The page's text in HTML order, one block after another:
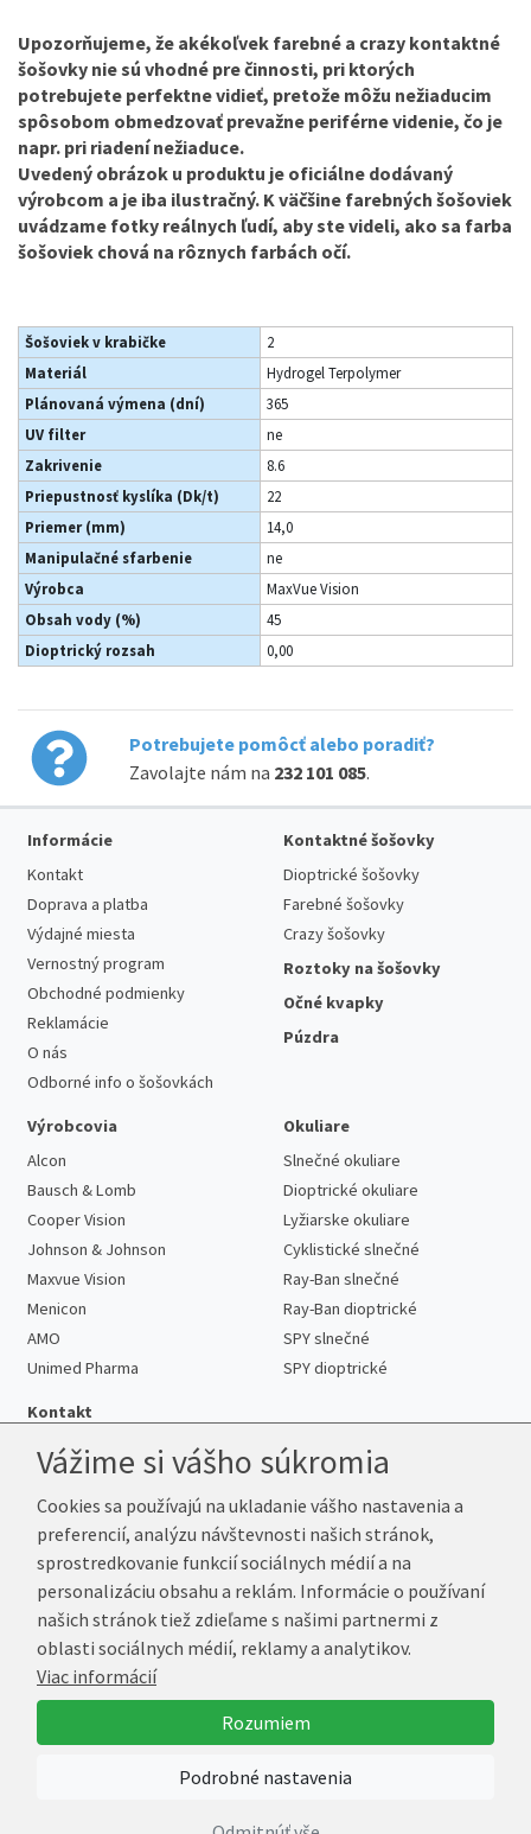
Upozorňujeme, že akékoľvek farebné a crazy kontaktné
šošovky nie sú vhodné pre činnosti, pri ktorých
potrebujete perfektne vidieť, pretože môžu nežiaducim
spôsobom obmedzovať prevažne periférne videnie, čo je
napr. pri riadení nežiaduce.
Uvedený obrázok u produktu je oficiálne dodávaný
výrobcom a je iba ilustračný. K väčšine farebných šošoviek
uvádzame fotky reálnych ľudí, aby ste videli, ako sa farba
šošoviek chová na rôznych farbách očí.
Šošoviek v krabičke
2
Materiál
Hydrogel Terpolymer
Plánovaná výmena (dní)
365
UV filter
ne
Zakrivenie
8.6
Priepustnosť kyslíka (Dk/t)
22
Priemer (mm)
14,0
Manipulačné sfarbenie
ne
Výrobca
MaxVue Vision
Obsah vody (%)
45
Dioptrický rozsah
0,00
Potrebujete pomôcť alebo poradiť?
Zavolajte nám na 232 101 085.
Informácie
Kontakt
Doprava a platba
Výdajné miesta
Vernostný program
Obchodné podmienky
Reklamácie
O nás
Odborné info o šošovkách
Kontaktné šošovky
Dioptrické šošovky
Farebné šošovky
Crazy šošovky
Roztoky na šošovky
Očné kvapky
Púzdra
Výrobcovia
Alcon
Bausch & Lomb
Cooper Vision
Johnson & Johnson
Maxvue Vision
Menicon
AMO
Unimed Pharma
Okuliare
Slnečné okuliare
Dioptrické okuliare
Lyžiarske okuliare
Cyklistické slnečné
Ray-Ban slnečné
Ray-Ban dioptrické
SPY slnečné
SPY dioptrické
Kontakt
Telefón:+421 222 205 863
E-mail:info@kup-sosovky.sk
Reklamačná adresa
Andrea Votavová
Revoluční 1017
290 01 Poděbrady
Česká republika
VytvorilMarek Kebza
Vážime si vášho súkromia
Cookies sa používajú na ukladanie vášho nastavenia a
preferencií, analýzu návštevnosti našich stránok,
sprostredkovanie funkcií sociálnych médií a na
personalizáciu obsahu a reklám. Informácie o používaní
našich stránok tiež zdieľame s našimi partnermi z
oblasti sociálnych médií, reklamy a analytikov.
Viac informácií
Rozumiem
Podrobné nastavenia